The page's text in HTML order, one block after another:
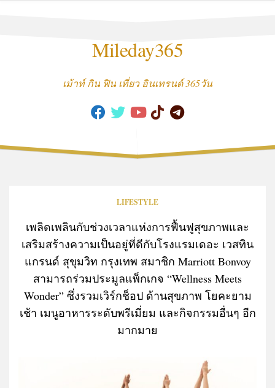
Mileday365
เม้าท์ กิน ฟิน เที่ยว อินเทรนด์ 365วัน
LIFESTYLE
เพลิดเพลินกับช่วงเวลาแห่งการฟื้นฟูสุขภาพและ
เสริมสร้างความเป็นอยู่ที่ดีกับโรงแรมเดอะ เวสทิน
แกรนด์ สุขุมวิท กรุงเทพ สมาชิก Marriott Bonvoy
สามารถร่วมประมูลแพ็กเกจ “Wellness Meets
Wonder” ซึ่งรวมเวิร์กช็อป ด้านสุขภาพ โยคะยาม
เช้า เมนูอาหารระดับพรีเมี่ยม และกิจกรรมอื่นๆ อีก
มากมาย